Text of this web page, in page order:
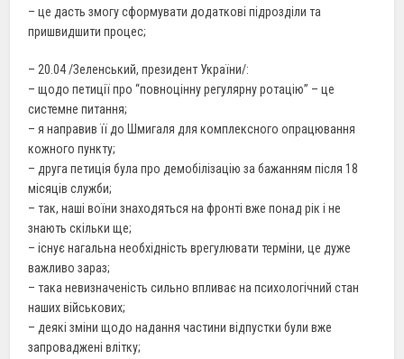
– це дасть змогу сформувати додаткові підрозділи та
пришвидшити процес;
– 20.04 /Зеленський, президент України/:
– щодо петиції про “повноцінну регулярну ротацію” – це
системне питання;
– я направив її до Шмигаля для комплексного опрацювання
кожного пункту;
– друга петиція була про демобілізацію за бажанням після 18
місяців служби;
– так, наші воїни знаходяться на фронті вже понад рік і не
знають скільки ще;
– існує нагальна необхідність врегулювати терміни, це дуже
важливо зараз;
– така невизначеність сильно впливає на психологічний стан
наших військових;
– деякі зміни щодо надання частини відпустки були вже
запроваджені влітку;